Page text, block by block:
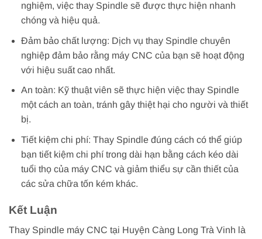
nghiệm, việc thay Spindle sẽ được thực hiện nhanh
chóng và hiệu quả.
Đảm bảo chất lượng: Dịch vụ thay Spindle chuyên
nghiệp đảm bảo rằng máy CNC của bạn sẽ hoạt động
với hiệu suất cao nhất.
An toàn: Kỹ thuật viên sẽ thực hiện việc thay Spindle
một cách an toàn, tránh gây thiệt hại cho người và thiết
bị.
Tiết kiệm chi phí: Thay Spindle đúng cách có thể giúp
bạn tiết kiệm chi phí trong dài hạn bằng cách kéo dài
tuổi thọ của máy CNC và giảm thiểu sự cần thiết của
các sửa chữa tốn kém khác.
Kết Luận
Thay Spindle máy CNC tại Huyện Càng Long Trà Vinh là